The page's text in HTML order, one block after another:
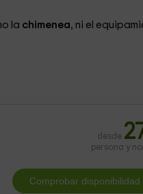
la chimenea, ni el
desde
persona y